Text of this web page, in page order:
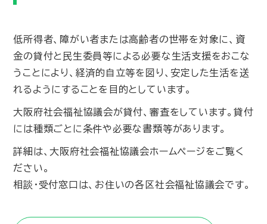
低所得者、障がい者または高齢者の世帯を対象に、資
金の貸付と民生委員等による必要な生活支援をおこな
うことにより、経済的自立等を図り、安定した生活を送
れるようにすることを目的としています。
大阪府社会福祉協議会が貸付、審査をしています。貸付
には種類ごとに条件や必要な書類等があります。
詳細は、大阪府社会福祉協議会ホームページをご覧く
ださい。
相談・受付窓口は、お住いの各区社会福祉協議会です。